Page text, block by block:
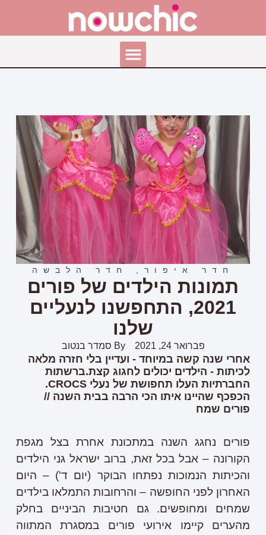
חדר איפור חדר הלבשה
תמונות הילדים של פורים
2021, התחפשנו לנעליים
שלנו
פברואר 24, 2021 By סמדר בנטוב
אחרי שנה קשה במיוחד - ועדיין בלי חזרה מלאה
לכיתות - הילדים יכולים לחגוג קצת.ברשתות
החברתיות העלו תחפושת של נעלי CROCS.
הכפכף שהיינו איתו הכי הרבה בבית השנה //
פורים שמח
פורים נחגג השנה במתכונת אחרת בצל מגפת
הקורונה – אבל בכל זאת, ברוב ישראל גני הילדים
והכיתות הנמוכות נפתחו הבוקר (יום ד') – היום
האחרון לפני החופשה – והרחובות התמלאו בילדים
שמחים ומחופשים. גם חטיבות הביניים בחלק
מהערים קיימו אירועי פורים במסגרת המתווה